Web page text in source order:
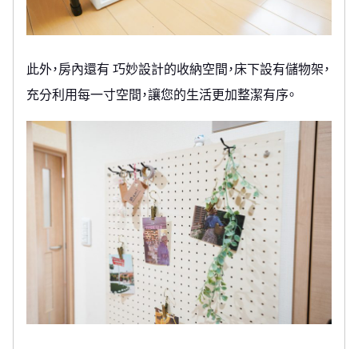
此外，房內還有 巧妙設計的收納空間，床下設有儲物架，
充分利用每一寸空間，讓您的生活更加整潔有序。